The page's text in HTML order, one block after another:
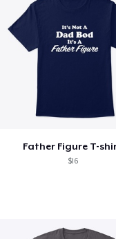
Father Figure T-
$16